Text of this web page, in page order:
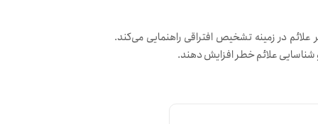
در زمینه تشخیص افتراقی راهنمایی می‌کند.
و شناسایی علائم خطر افزایش دهند.